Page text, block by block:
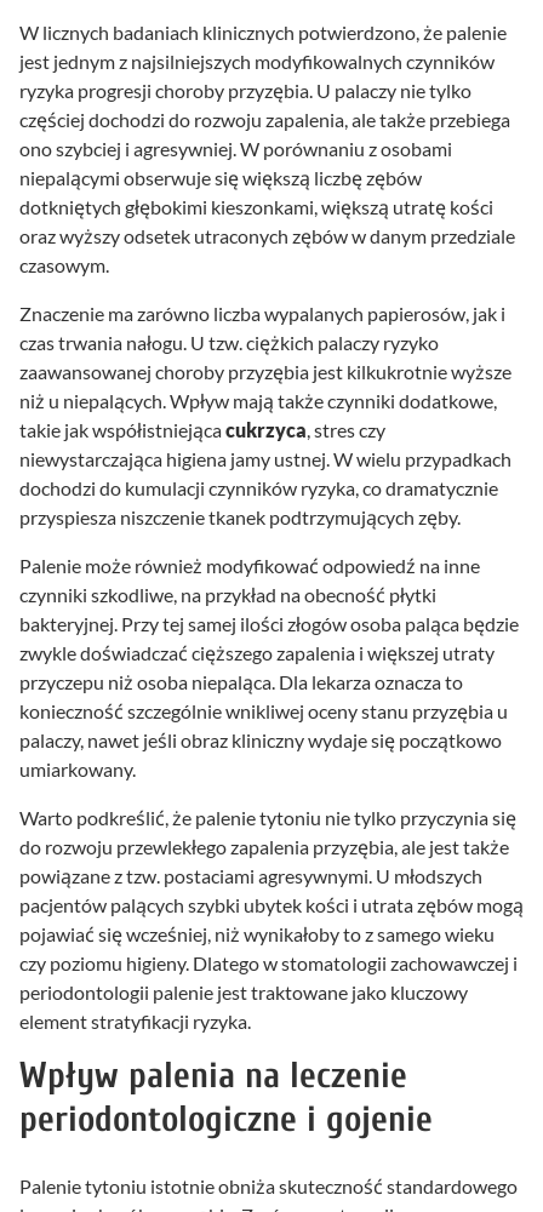
W licznych badaniach klinicznych potwierdzono, że palenie
jest jednym z najsilniejszych modyfikowalnych czynników
ryzyka progresji choroby przyzębia. U palaczy nie tylko
częściej dochodzi do rozwoju zapalenia, ale także przebiega
ono szybciej i agresywniej. W porównaniu z osobami
niepalącymi obserwuje się większą liczbę zębów
dotkniętych głębokimi kieszonkami, większą utratę kości
oraz wyższy odsetek utraconych zębów w danym przedziale
czasowym.
Znaczenie ma zarówno liczba wypalanych papierosów, jak i
czas trwania nałogu. U tzw. ciężkich palaczy ryzyko
zaawansowanej choroby przyzębia jest kilkukrotnie wyższe
niż u niepalących. Wpływ mają także czynniki dodatkowe,
takie jak współistniejącacukrzyca, stres czy
niewystarczająca higiena jamy ustnej. W wielu przypadkach
dochodzi do kumulacji czynników ryzyka, co dramatycznie
przyspiesza niszczenie tkanek podtrzymujących zęby.
Palenie może również modyfikować odpowiedź na inne
czynniki szkodliwe, na przykład na obecność płytki
bakteryjnej. Przy tej samej ilości złogów osoba paląca będzie
zwykle doświadczać cięższego zapalenia i większej utraty
przyczepu niż osoba niepaląca. Dla lekarza oznacza to
konieczność szczególnie wnikliwej oceny stanu przyzębia u
palaczy, nawet jeśli obraz kliniczny wydaje się początkowo
umiarkowany.
Warto podkreślić, że palenie tytoniu nie tylko przyczynia się
do rozwoju przewlekłego zapalenia przyzębia, ale jest także
powiązane z tzw. postaciami agresywnymi. U młodszych
pacjentów palących szybki ubytek kości i utrata zębów mogą
pojawiać się wcześniej, niż wynikałoby to z samego wieku
czy poziomu higieny. Dlatego w stomatologii zachowawczej i
periodontologii palenie jest traktowane jako kluczowy
element stratyfikacji ryzyka.
Wpływ palenia na leczenie
periodontologiczne i gojenie
Palenie tytoniu istotnie obniża skuteczność standardowego